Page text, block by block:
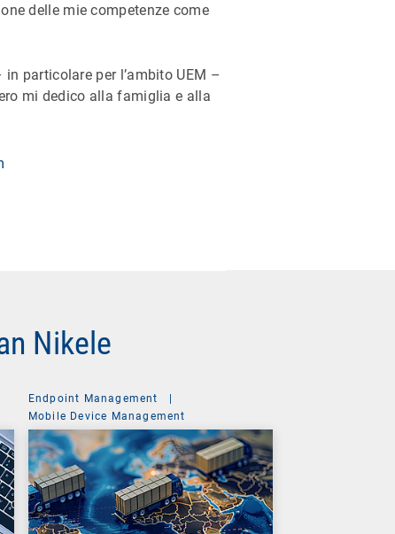
delle mie competenze come
particolare per l’ambito UEM –
mi dedico alla famiglia e alla
Nikele
Endpoint Management
Mobile Device Management